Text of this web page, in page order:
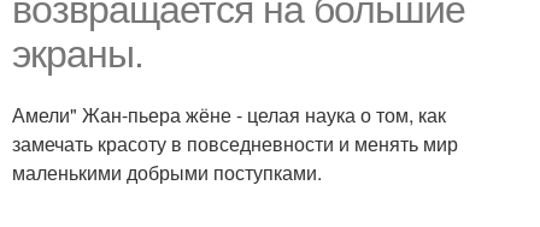
возвращается на большие
экраны.
Амели" Жан-пьера жёне - целая наука о том, как
замечать красоту в повседневности и менять мир
маленькими добрыми поступками.